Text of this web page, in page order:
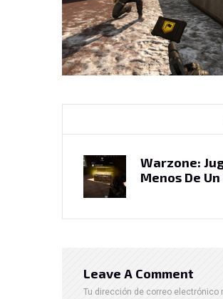
Warzone:
Menos De
Leave A Comment
Tu dirección de correo electrónico